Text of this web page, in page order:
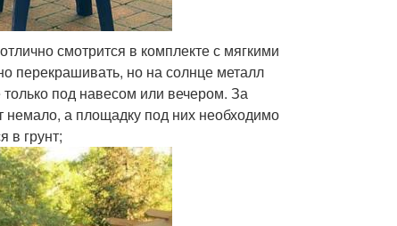
смотрится в комплекте с мягкими
перекрашивать, но на солнце металл
под навесом или вечером. За
немало, а площадку под них необходимо
в грунт;